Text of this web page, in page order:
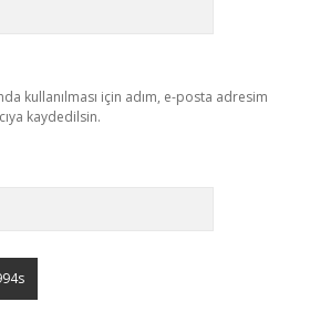
kullanılması için adım, e-posta adresim
kaydedilsin.